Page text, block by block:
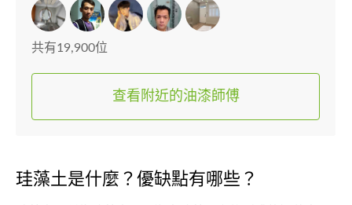
共有19,900位
查看附近的油漆師傅
珪藻土是什麼？優缺點有哪些？